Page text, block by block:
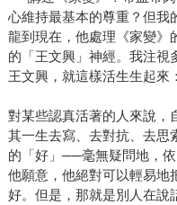
心維持最基本的尊重？但我
龍到現在，他處理《家變》
的「王文興」神經。我注視
王文興，就這樣活生生起來：
對某些認真活著的人來說，
其一生去寫、去對抗、去思
的「好」──毫無疑問地，
他願意，他絕對可以輕易地
好。但是，那就是別人在說